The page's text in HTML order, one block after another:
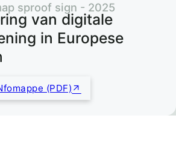
van digitale
in Europese
sproof sign - 2025
(PDF)